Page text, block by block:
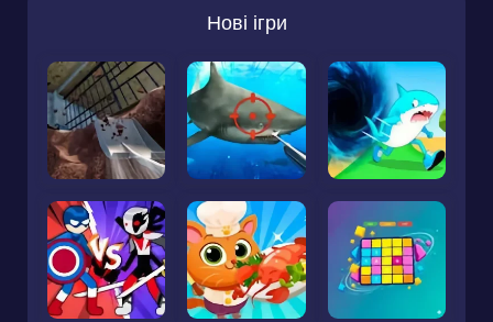
Нові ігри